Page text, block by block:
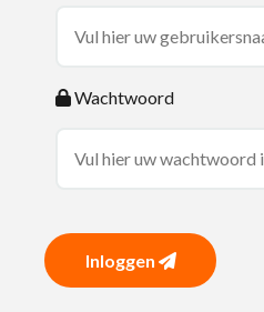
Wachtwoord
Inloggen